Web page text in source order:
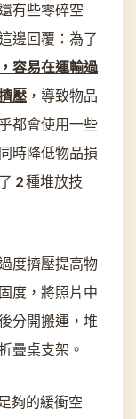
有些零碎空
邊回覆：為了
容易在運輸過
壓 ，導致物品
都會使用一些
時降低物品損
2 種堆放技
度擠壓提高物
度，將照片中
分開搬運，堆
疊桌支架。
夠的緩衝空